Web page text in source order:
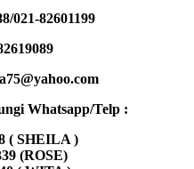
021-82601199
Whatsapp/Telp :
( SHEILA )
(ROSE)